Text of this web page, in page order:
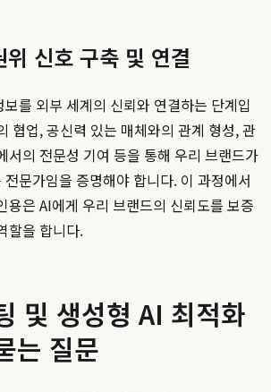
신호 구축 및 연결
를 외부 세계의 신뢰와 연결하는 단계입
협업, 공신력 있는 매체와의 관계 형성, 관
서의 전문성 기여 등을 통해 우리 브랜드가
문가임을 증명해야 합니다. 이 과정에서
용은 AI에게 우리 브랜드의 신뢰도를 보증
할을 합니다.
및 생성형 AI 최적화
는 질문